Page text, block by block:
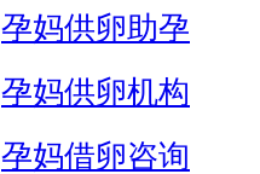
孕妈供卵助孕
孕妈供卵机构
孕妈借卵咨询